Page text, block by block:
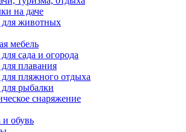
на даче
животных
мебель
сада и огорода
плавания
пляжного отдыха
рыбалки
снаряжение
обувь